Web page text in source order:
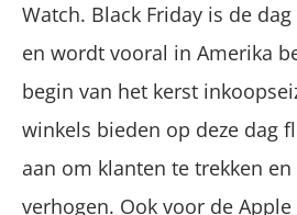
Watch. Black Friday is de
en wordt vooral in Amerika
begin van het kerst
winkels bieden op deze dag
aan om klanten te trekken
verhogen. Ook voor de